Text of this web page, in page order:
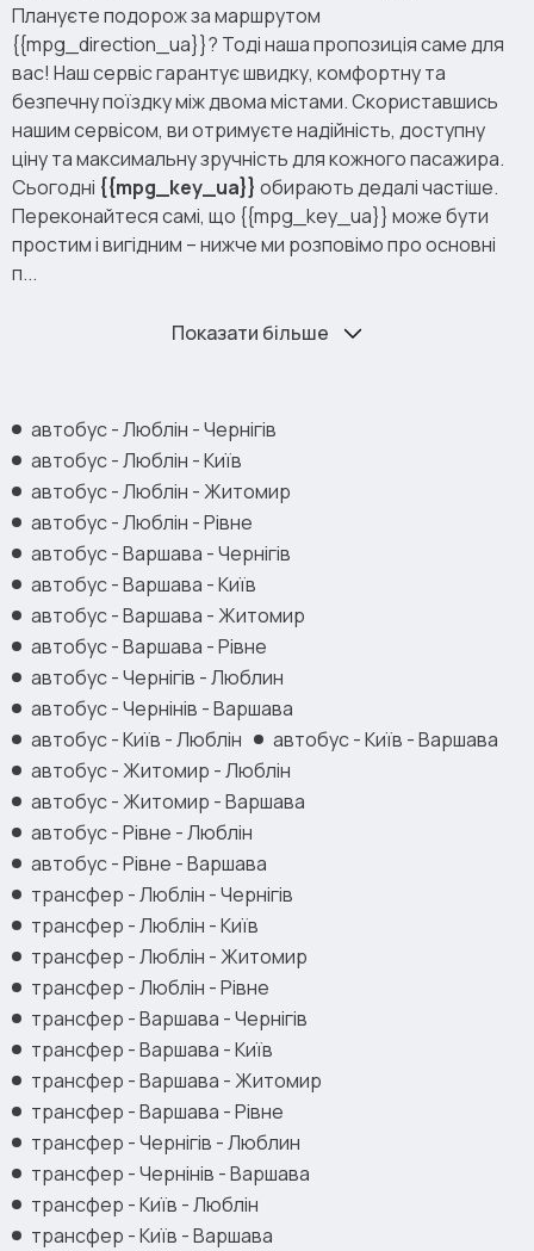
Плануєте подорож за маршрутом
{{mpg_direction_ua}}? Тоді наша пропозиція саме для
вас! Наш сервіс гарантує швидку, комфортну та
безпечну поїздку між двома містами. Скориставшись
нашим сервісом, ви отримуєте надійність, доступну
ціну та максимальну зручність для кожного пасажира.
Сьогодні {{mpg_key_ua}} обирають дедалі частіше.
Переконайтеся самі, що {{mpg_key_ua}} може бути
простим і вигідним – нижче ми розповімо про основні
п...
Показати більше
автобус - Люблін - Чернігів
автобус - Люблін - Київ
автобус - Люблін - Житомир
автобус - Люблін - Рівне
автобус - Варшава - Чернігів
автобус - Варшава - Київ
автобус - Варшава - Житомир
автобус - Варшава - Рівне
автобус - Чернігів - Люблин
автобус - Чернінів - Варшава
автобус - Київ - Люблін
автобус - Київ - Варшава
автобус - Житомир - Люблін
автобус - Житомир - Варшава
автобус - Рівне - Люблін
автобус - Рівне - Варшава
трансфер - Люблін - Чернігів
трансфер - Люблін - Київ
трансфер - Люблін - Житомир
трансфер - Люблін - Рівне
трансфер - Варшава - Чернігів
трансфер - Варшава - Київ
трансфер - Варшава - Житомир
трансфер - Варшава - Рівне
трансфер - Чернігів - Люблин
трансфер - Чернінів - Варшава
трансфер - Київ - Люблін
трансфер - Київ - Варшава